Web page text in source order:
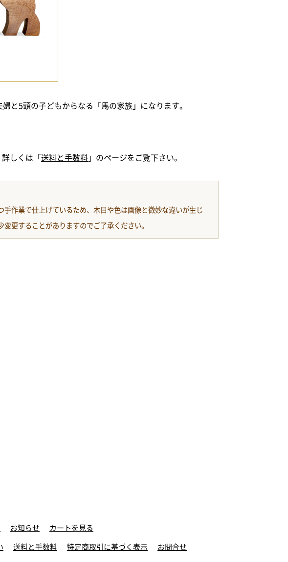
と5頭の子どもからなる「馬の家族」になります。
しくは「送料と手数料」のページをご覧下さい。
作業で仕上げているため、木目や色は画像と微妙な違いが生じ
更することがありますのでご了承ください。
お知らせ
カートを見る
送料と手数料 特定商取引に基づく表示 お問合せ